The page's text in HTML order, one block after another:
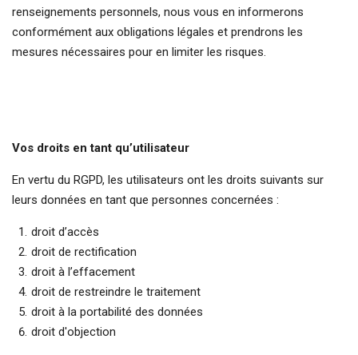
renseignements personnels, nous vous en informerons
conformément aux obligations légales et prendrons les
mesures nécessaires pour en limiter les risques.
Vos droits en tant qu’utilisateur
En vertu du RGPD, les utilisateurs ont les droits suivants sur
leurs données en tant que personnes concernées :
droit d’accès
droit de rectification
droit à l’effacement
droit de restreindre le traitement
droit à la portabilité des données
droit d'objection